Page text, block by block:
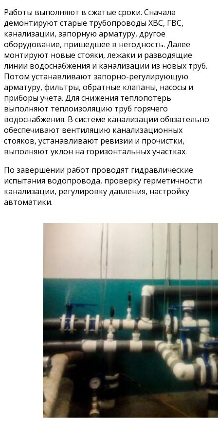
Работы выполняют в сжатые сроки. Сначала
демонтируют старые трубопроводы ХВС, ГВС,
канализации, запорную арматуру, другое
оборудование, пришедшее в негодность. Далее
монтируют новые стояки, лежаки и разводящие
линии водоснабжения и канализации из новых труб.
Потом устанавливают запорно-регулирующую
арматуру, фильтры, обратные клапаны, насосы и
приборы учета. Для снижения теплопотерь
выполняют теплоизоляцию труб горячего
водоснабжения. В системе канализации обязательно
обеспечивают вентиляцию канализационных
стояков, устанавливают ревизии и прочистки,
выполняют уклон на горизонтальных участках.
По завершении работ проводят гидравлические
испытания водопровода, проверку герметичности
канализации, регулировку давления, настройку
автоматики.